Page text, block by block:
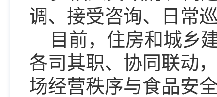
调、接受咨询、日常
目前，住房和城乡
各司其职、协同联动
场经营秩序与食品安